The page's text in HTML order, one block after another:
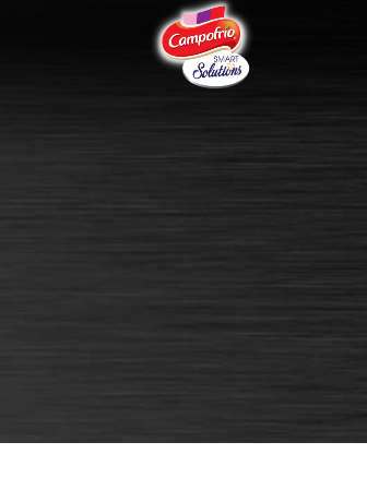
Pasar al contenido principal